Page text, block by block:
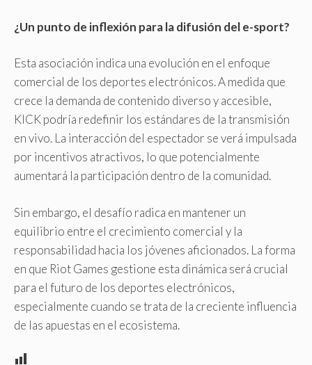
¿Un punto de inflexión para la difusión del e-sport?
Esta asociación indica una evolución en el enfoque
comercial de los deportes electrónicos. A medida que
crece la demanda de contenido diverso y accesible,
KICK podría redefinir los estándares de la transmisión
en vivo. La interacción del espectador se verá impulsada
por incentivos atractivos, lo que potencialmente
aumentará la participación dentro de la comunidad.
Sin embargo, el desafío radica en mantener un
equilibrio entre el crecimiento comercial y la
responsabilidad hacia los jóvenes aficionados. La forma
en que Riot Games gestione esta dinámica será crucial
para el futuro de los deportes electrónicos,
especialmente cuando se trata de la creciente influencia
de las apuestas en el ecosistema.